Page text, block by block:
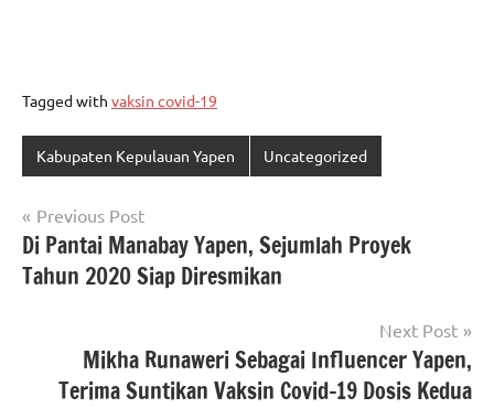
Tagged with vaksin covid-19
Kabupaten Kepulauan Yapen Uncategorized
Navigasi
pos
Previous Post
Di Pantai Manabay Yapen, Sejumlah Proyek
Tahun 2020 Siap Diresmikan
Next Post
Mikha Runaweri Sebagai Influencer Yapen,
Terima Suntikan Vaksin Covid-19 Dosis Kedua